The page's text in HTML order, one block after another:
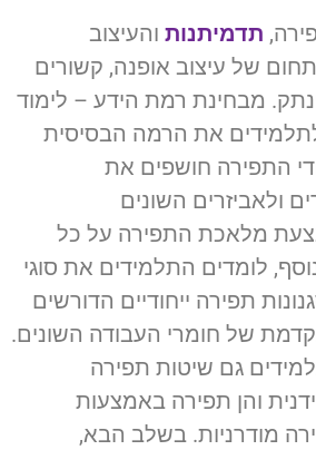
תדמיתנות והעיצוב
של עיצוב אופנה, קשורים
מבחינת רמת הידע – לימוד
את הרמה הבסיסית
התפירה חושפים את
ולאביזרים השונים
מלאכת התפירה על כל
לומדים התלמידים את סוגי
תפירה ייחודיים הדורשים
של חומרי העבודה השונים.
גם שיטות תפירה
ידנית והן תפירה באמצעות
מודרניות. בשלב הבא,